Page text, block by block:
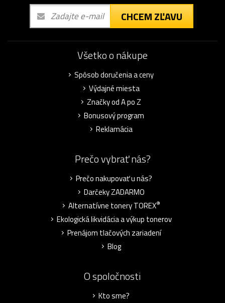
CHCEM ZĽAVU
Všetko o nákupe
Spôsob doručenia a ceny
Výdajné miesta
Značky od A po Z
Bonusový program
Reklamácia
Prečo vybrať nás?
Prečo nakupovať u nás?
Darčeky ZADARMO
Alternatívne tonery TOREX®
Ekologická likvidácia a výkup tonerov
Prenájom tlačových zariadení
Blog
O spoločnosti
Kto sme?